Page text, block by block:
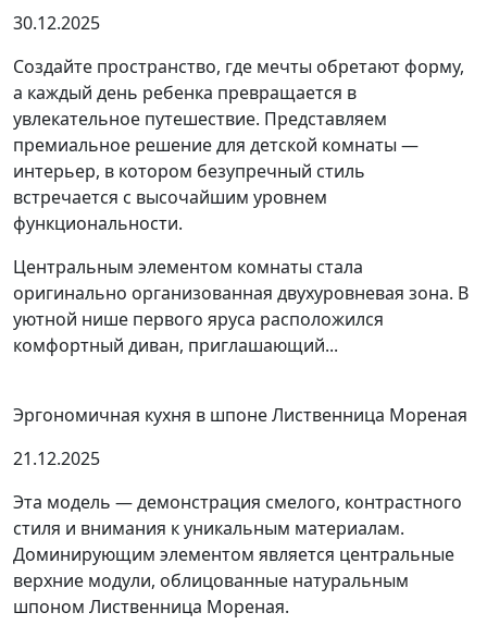
30.12.2025
Создайте пространство, где мечты обретают форму,
а каждый день ребенка превращается в
увлекательное путешествие. Представляем
премиальное решение для детской комнаты —
интерьер, в котором безупречный стиль
встречается с высочайшим уровнем
функциональности.
Центральным элементом комнаты стала
оригинально организованная двухуровневая зона. В
уютной нише первого яруса расположился
комфортный диван, приглашающий...
Эргономичная кухня в шпоне Лиственница Мореная
21.12.2025
Эта модель — демонстрация смелого, контрастного
стиля и внимания к уникальным материалам.
Доминирующим элементом является центральные
верхние модули, облицованные натуральным
шпоном Лиственница Мореная.